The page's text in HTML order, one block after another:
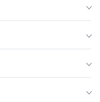
企业级CRM深度评测